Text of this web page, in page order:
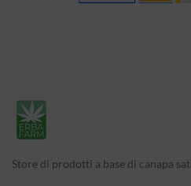
Store di prodotti a base di canapa